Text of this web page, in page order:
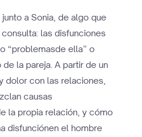
a Sonia, de algo que
las disfunciones
“problemasde ella” o
la pareja. A partir de un
dolor con las relaciones,
causas
la propia relación, y cómo
disfunciónen el hombre